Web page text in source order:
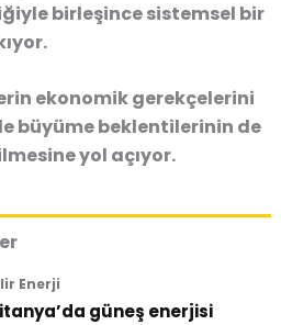
birleşince sistemsel bir
ekonomik gerekçelerini
büyüme beklentilerinin de
yol açıyor.
Enerji
güneş enerjisi